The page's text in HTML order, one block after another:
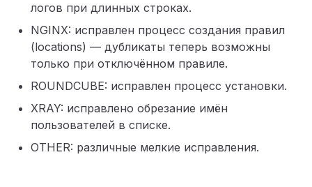
логов при длинных строках.
NGINX: исправлен процесс создания правил
(locations) — дубликаты теперь возможны
только при отключённом правиле.
ROUNDCUBE: исправлен процесс установки.
XRAY: исправлено обрезание имён
пользователей в списке.
OTHER: различные мелкие исправления.